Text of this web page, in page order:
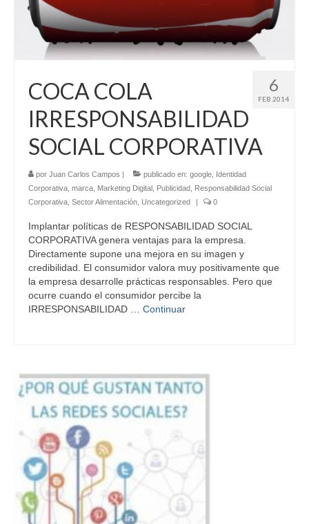
Contacto
6
FEB 2014
COCA COLA
IRRESPONSABILIDAD
SOCIAL CORPORATIVA
por Juan Carlos Campos | publicado en: google Identidad
Corporativa marca Marketing Digital Publicidad Responsabilidad Social
Corporativa Sector Alimentación Uncategorized | 0
Implantar políticas de RESPONSABILIDAD SOCIAL
CORPORATIVA genera ventajas para la empresa.
Directamente supone una mejora en su imagen y
credibilidad. El consumidor valora muy positivamente que
la empresa desarrolle prácticas responsables. Pero que
ocurre cuando el consumidor percibe la
IRRESPONSABILIDAD … Continuar